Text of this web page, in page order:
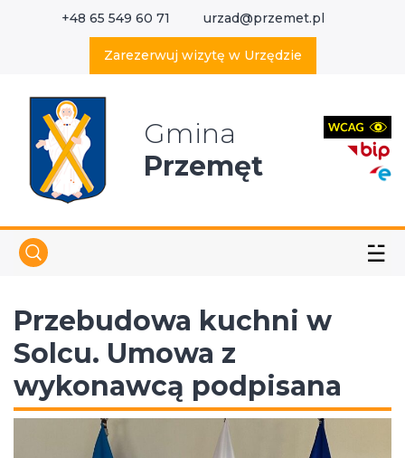
+48 65 549 60 71 urzad@przemet.pl
Zarezerwuj wizytę w Urzędzie
Gmina
Przemęt
☱
Przebudowa kuchni w
Solcu. Umowa z
wykonawcą podpisana
Wyszukaj w serwisie